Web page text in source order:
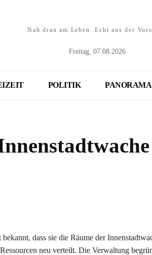
Nah dran am Leben. Echt aus der
Freitag, 07.08.2026
POLITIK PANORAMA
dass sie die Räume der
neu verteilt. Die Verwaltung